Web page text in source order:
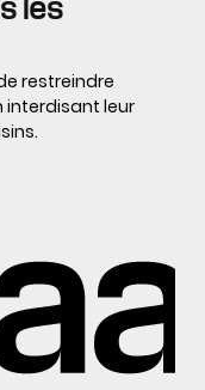
les
restreindre
interdisant leur